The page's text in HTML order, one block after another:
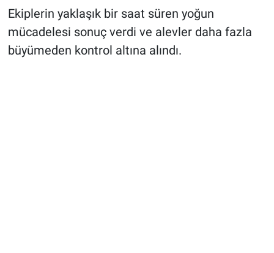
Ekiplerin yaklaşık bir saat süren yoğun
mücadelesi sonuç verdi ve alevler daha fazla
büyümeden kontrol altına alındı.